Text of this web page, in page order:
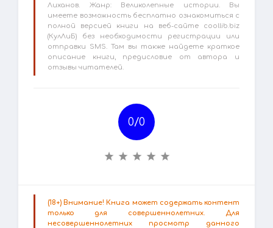
Лиханов. Жанр: Великолепные истории. Вы
имеете возможность бесплатно ознакомиться с
полной версией книги на веб-сайте coollib.biz
(КулЛиБ) без необходимости регистрации или
отправки SMS. Там вы также найдете краткое
описание книги, предисловие от автора и
отзывы читателей.
0/0
(18+) Внимание! Книга может содержать контент
только для совершеннолетних. Для
несовершеннолетних просмотр данного